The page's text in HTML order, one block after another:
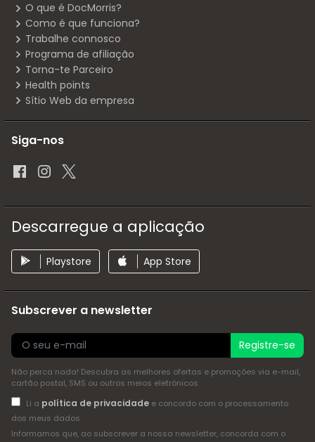
O que é DocMorris?
Como é que funciona?
Trabalhe connosco
Programa de afiliação
Torna-te Parceiro
Health points
Sítio Web da empresa
Siga-nos
Descarregue a aplicação
Playstore App Store
Subscrever a newsletter
Registre-se
Não perca nada! Descubra as melhores ofertas e promoções via e-mail,
cartão postal, SMS ou outros meios eletrónicos
Li a política de privacidadee concordo com o processamento
dos meus dados
Informamos que, ao subscrever a nossa newsletter, concorda com o